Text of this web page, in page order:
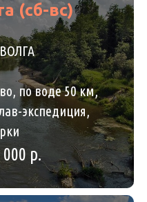
(сб-вс)
по воде 50 км,
экспедиция,
000 р.